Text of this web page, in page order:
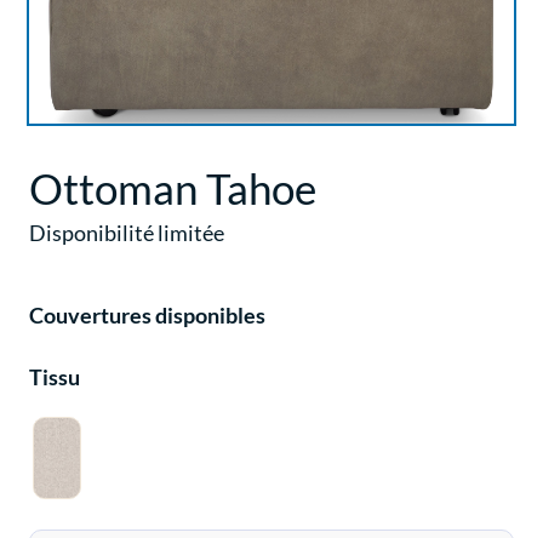
Ottoman Tahoe
Disponibilité limitée
Couvertures disponibles
Tissu